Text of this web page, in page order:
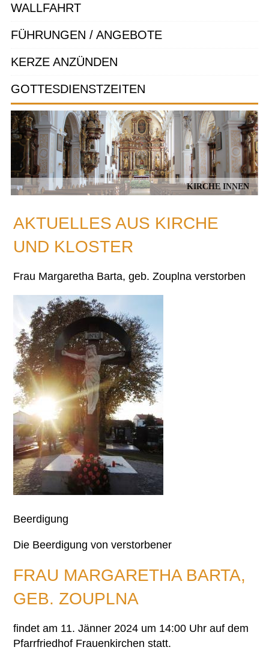
WALLFAHRT
FÜHRUNGEN / ANGEBOTE
KERZE ANZÜNDEN
GOTTESDIENSTZEITEN
KIRCHE INNEN
AKTUELLES AUS KIRCHE
UND KLOSTER
Frau Margaretha Barta, geb. Zouplna verstorben
Beerdigung
Die Beerdigung von verstorbener
FRAU MARGARETHA BARTA,
GEB. ZOUPLNA
findet am 11. Jänner 2024 um 14:00 Uhr auf dem
Pfarrfriedhof Frauenkirchen statt.